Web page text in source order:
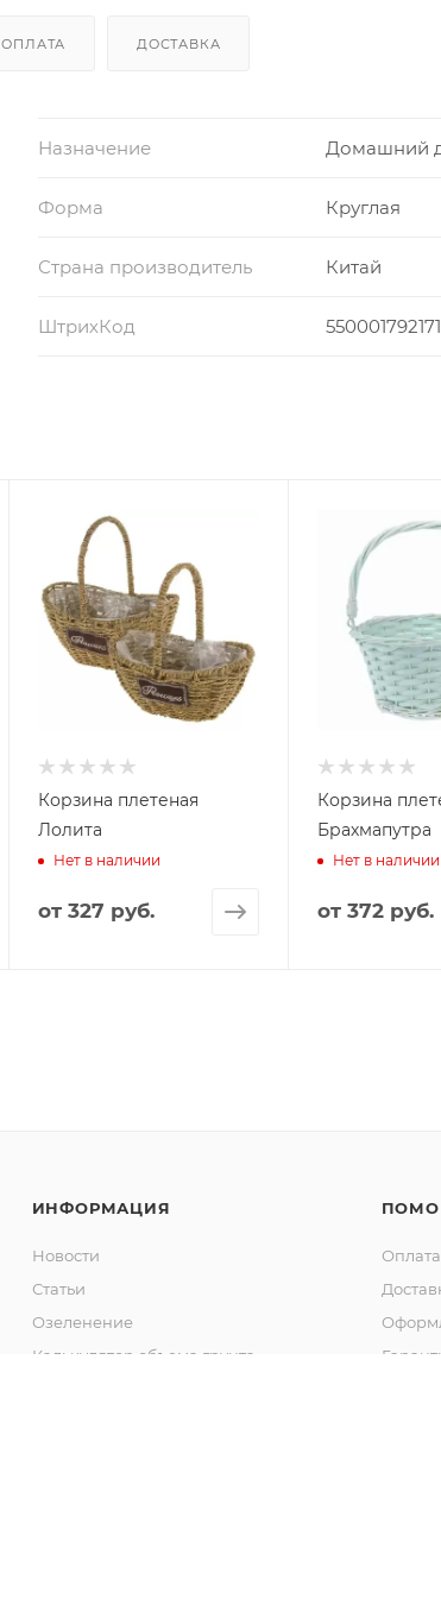
ОПЛАТА ДОСТАВКА
Назначение Домашний
Форма Круглая
Страна производитель Китай
ШтрихКод
Корзина плетеная
Лолита
Нет в наличии
от327 руб.
Корзина
Брахмапутра
Нет в наличии
от 372 руб.
ИНФОРМАЦИЯ
Новости
Статьи
Озеленение
Калькулятор объема грунта
Оплата